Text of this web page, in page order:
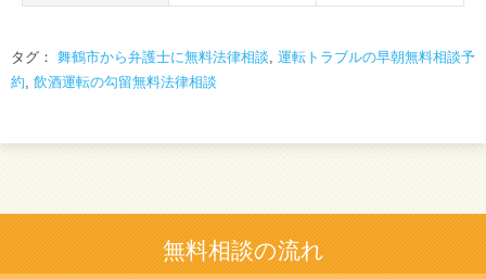
タグ： 舞鶴市から弁護士に無料法律相談, 運転トラブルの早朝無料相談予
約, 飲酒運転の勾留無料法律相談
無料相談の流れ